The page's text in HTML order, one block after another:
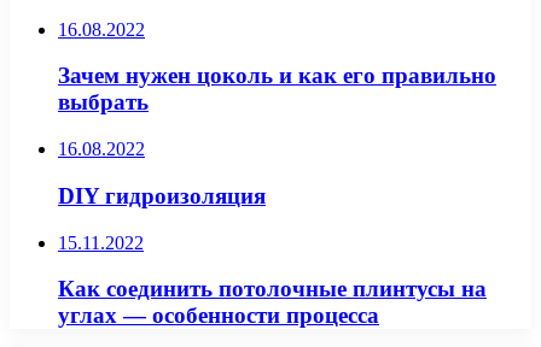
16.08.2022
Зачем нужен цоколь и как его правильно
выбрать
16.08.2022
DIY гидроизоляция
15.11.2022
Как соединить потолочные плинтусы на
углах — особенности процесса